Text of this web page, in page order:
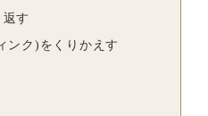
す
ク)をくりかえす